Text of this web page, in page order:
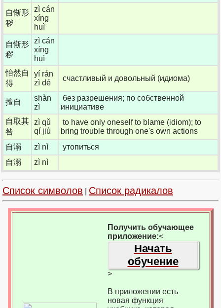
自惭形
秽
zì cán
xíng
huì
自惭形
秽
zì cán
xíng
huì
怡然自
得
yí rán
zì dé
счастливый и довольный (идиома)
擅自
shàn
zì
без разрешения; по собственной
инициативе
自取其
咎
zì qǔ
qí jiù
to have only oneself to blame (idiom); to
bring trouble through one's own actions
自溺
zì nì
утопиться
自溺
zì nì
Список символов Список радикалов
Получить обучающее
приложение:<
Начать
обучение
>
В приложении есть
новая функция